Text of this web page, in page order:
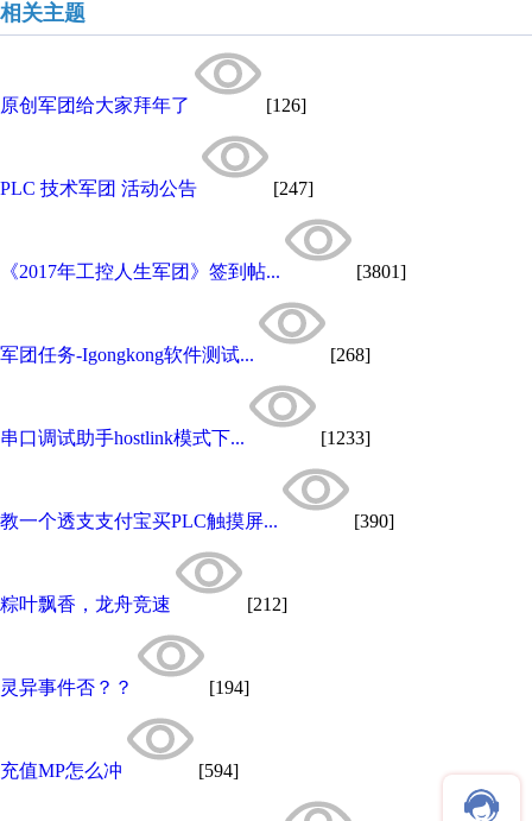
相关主题
原创军团给大家拜年了 [126]
PLC 技术军团 活动公告 [247]
《2017年工控人生军团》签到帖... [3801]
军团任务-Igongkong软件测试... [268]
串口调试助手hostlink模式下... [1233]
教一个透支支付宝买PLC触摸屏... [390]
粽叶飘香，龙舟竞速 [212]
灵异事件否？？ [194]
充值MP怎么冲 [594]